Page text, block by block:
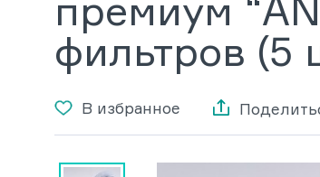
премиум
фильтров (5
В избранное